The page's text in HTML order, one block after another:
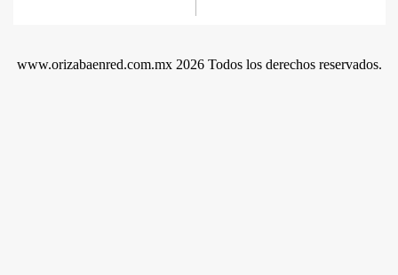
www.orizabaenred.com.mx 2026 Todos los derechos reservados.